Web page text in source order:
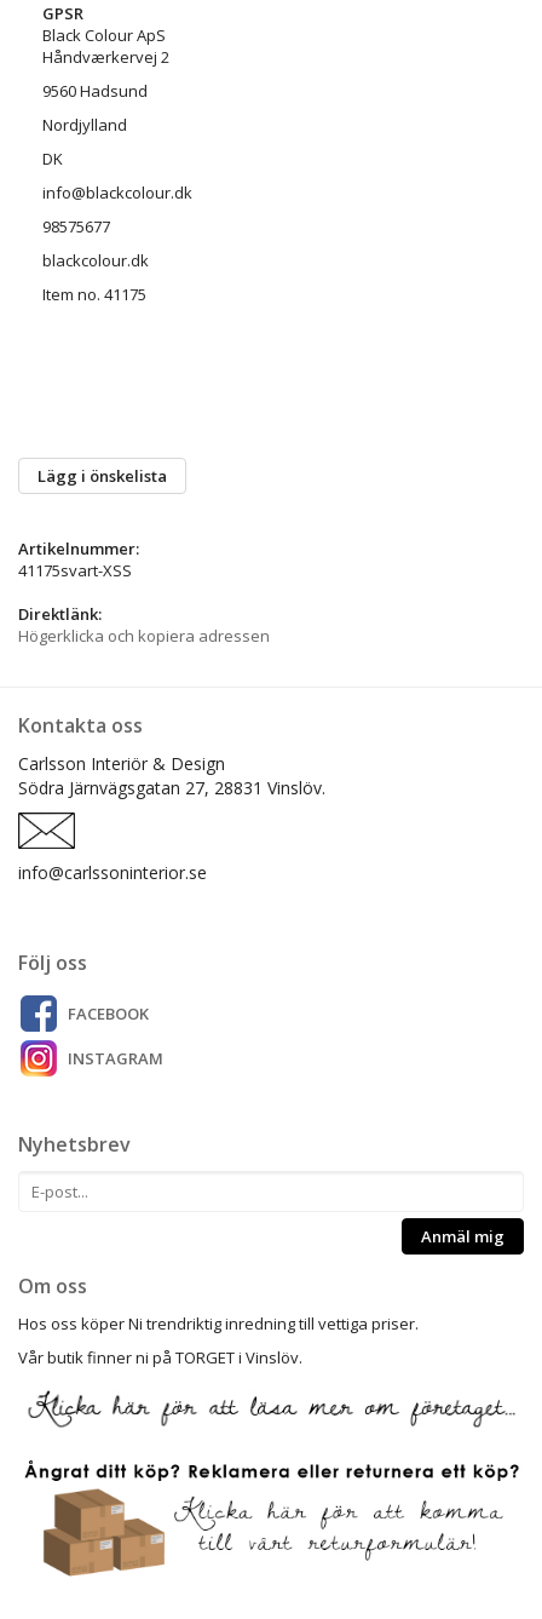
GPSR
Black Colour ApS
Håndværkervej 2
9560 Hadsund
Nordjylland
DK
info@blackcolour.dk
98575677
blackcolour.dk
Item no. 41175
Lägg i önskelista
Artikelnummer:
41175svart-XSS
Direktlänk:
Högerklicka och kopiera adressen
Kontakta oss
Carlsson Interiör & Design
Södra Järnvägsgatan 27, 28831 Vinslöv.
info@carlssoninterior.se
Följ oss
FACEBOOK
INSTAGRAM
Nyhetsbrev
Anmäl mig
Om oss
Hos oss köper Ni trendriktig inredning till vettiga priser.
Vår butik finner ni på TORGET i Vinslöv.